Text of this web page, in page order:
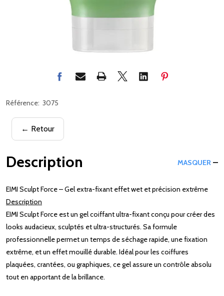
Référence: 3075
← Retour
Description MASQUER
EIMI Sculpt Force – Gel extra-fixant effet wet et précision extrême
Description
EIMI Sculpt Force est un gel coiffant ultra-fixant conçu pour créer des
looks audacieux, sculptés et ultra-structurés. Sa formule
professionnelle permet un temps de séchage rapide, une fixation
extrême, et un effet mouillé durable. Idéal pour les coiffures
plaquées, crantées, ou graphiques, ce gel assure un contrôle absolu
tout en apportant de la brillance.